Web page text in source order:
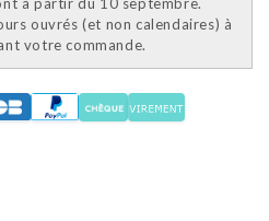
ouvrés (et non calendaires) à
votre commande.